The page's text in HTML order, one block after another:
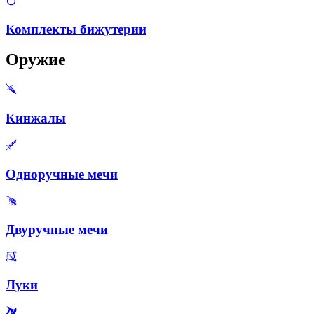
Комплекты бижутерии
Оружие
Кинжалы
Одноручные мечи
Двуручные мечи
Луки